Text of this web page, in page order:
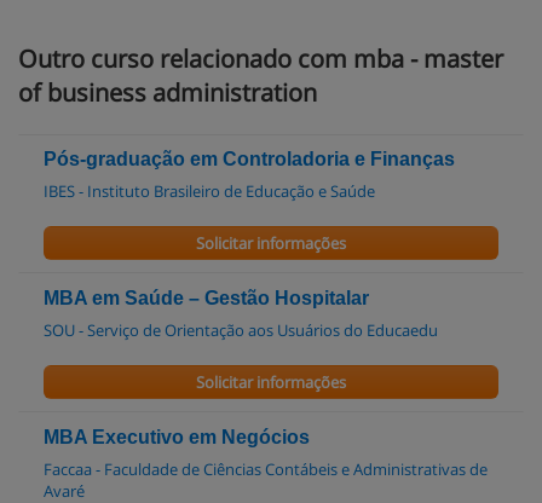
Outro curso relacionado com mba - master
of business administration
Pós-graduação em Controladoria e Finanças
IBES - Instituto Brasileiro de Educação e Saúde
Solicitar informações
MBA em Saúde – Gestão Hospitalar
SOU - Serviço de Orientação aos Usuários do Educaedu
Solicitar informações
MBA Executivo em Negócios
Faccaa - Faculdade de Ciências Contábeis e Administrativas de
Avaré